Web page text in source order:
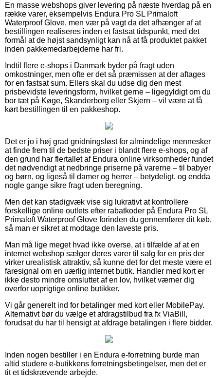
En masse webshops giver levering på næste hverdag på en
række varer, eksempelvis Endura Pro SL Primaloft
Waterproof Glove, men vær på vagt da det afhænger af at
bestillingen realiseres inden et fastsat tidspunkt, med det
formål at de højst sandsynligt kan nå at få produktet pakket
inden pakkemedarbejderne har fri.
Indtil flere e-shops i Danmark byder på fragt uden
omkostninger, men ofte er det så præmissen at der aftages
for en fastsat sum. Ellers skal du udse dig den mest
prisbevidste leveringsform, hvilket gerne – ligegyldigt om du
bor tæt på Køge, Skanderborg eller Skjern – vil være at få
kørt bestillingen til en pakkeshop.
Det er jo i høj grad gnidningsløst for almindelige mennesker
at finde frem til de bedste priser i blandt flere e-shops, og af
den grund har flertallet af Endura online virksomheder fundet
det nødvendigt at nedbringe priserne på varerne – til babyer
og børn, og ligeså til damer og herrer – betydeligt, og endda
nogle gange sikre fragt uden beregning.
Men det kan stadigvæk vise sig lukrativt at kontrollere
forskellige online outlets efter rabatkoder på Endura Pro SL
Primaloft Waterproof Glove forinden du gennemfører dit køb,
så man er sikret at modtage den laveste pris.
Man må lige meget hvad ikke overse, at i tilfælde af at en
internet webshop sælger deres varer til salg for en pris der
virker urealistisk attraktiv, så kunne det for det meste være et
faresignal om en uærlig internet butik. Handler med kort er
ikke desto mindre omsluttet af en lov, hvilket værner dig
overfor uoprigtige online butikker.
Vi går generelt ind for betalinger med kort eller MobilePay.
Alternativt bør du vælge et afdragstilbud fra fx ViaBill,
forudsat du har til hensigt at afdrage betalingen i flere bidder.
Inden nogen bestiller i en Endura e-forretning burde man
altid studere e-butikkens forretningsbetingelser, men det er
tit et tidskrævende arbejde.